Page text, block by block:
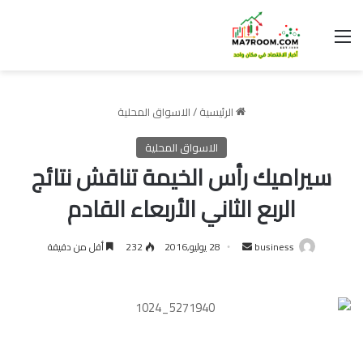
القائمة
الرئيسية/الاسواق المحلية
الاسواق المحلية
سيراميك رأس الخيمة تناقش نتائج
الربع الثاني الأربعاء القادم
business
أرسل 28 يوليو,2016 232 أقل من دقيقة